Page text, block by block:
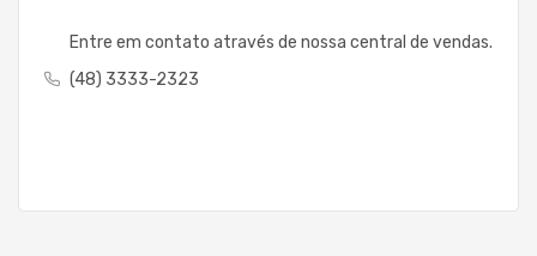
Entre em contato através de nossa central de vendas.
(48) 3333-2323